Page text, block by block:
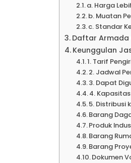
a. Harga
b. Muatan
c. Standar
Daftar Armada
Keunggulan
1. Tarif
2. Jadwal
3. Dapat
4.
5. Distribusi
Barang
Produk
Barang
Barang
Dokumen